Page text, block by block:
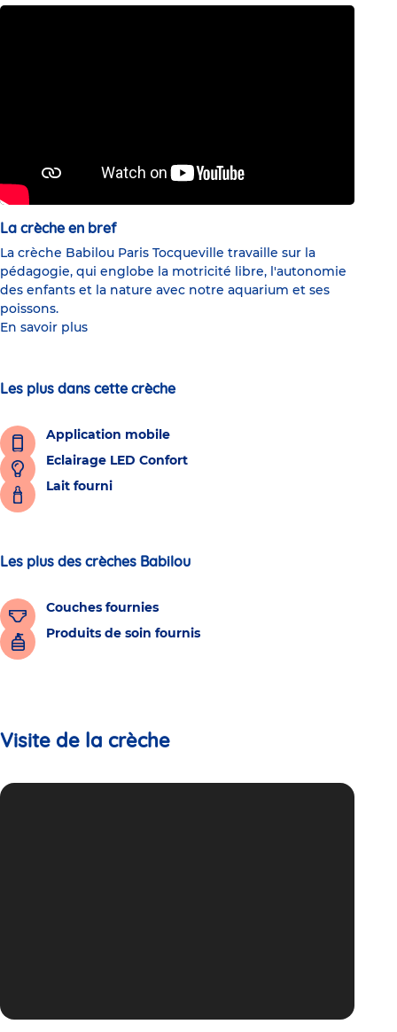
La crèche en bref
La crèche Babilou Paris Tocqueville travaille sur la
pédagogie, qui englobe la motricité libre, l'autonomie
des enfants et la nature avec notre aquarium et ses
poissons.
En savoir plus
Les plus dans cette crèche
Application mobile
Eclairage LED Confort
Lait fourni
Les plus des crèches Babilou
Couches fournies
Produits de soin fournis
Visite de la crèche